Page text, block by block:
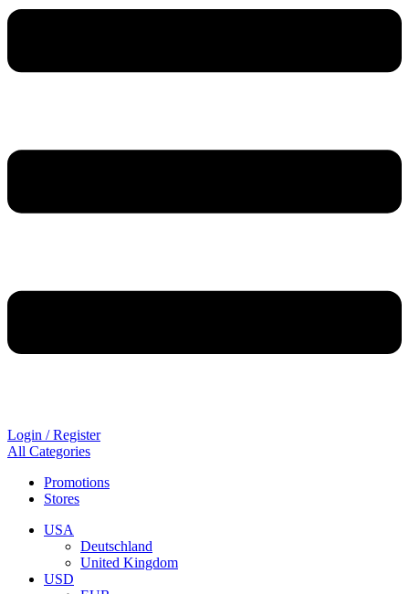
Login / Register
All Categories
Promotions
Stores
USA
Deutschland
United Kingdom
USD